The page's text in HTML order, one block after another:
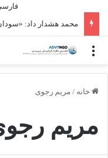
منو
خانه / مریم رجوی
مریم